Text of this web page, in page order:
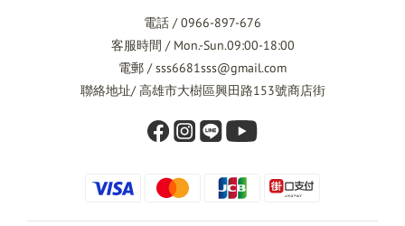
電話 / 0966-897-676
客服時間 / Mon.-Sun.09:00-18:00
電郵 / sss6681sss@gmail.com
聯絡地址/ 高雄市大樹區興田路153號商店街